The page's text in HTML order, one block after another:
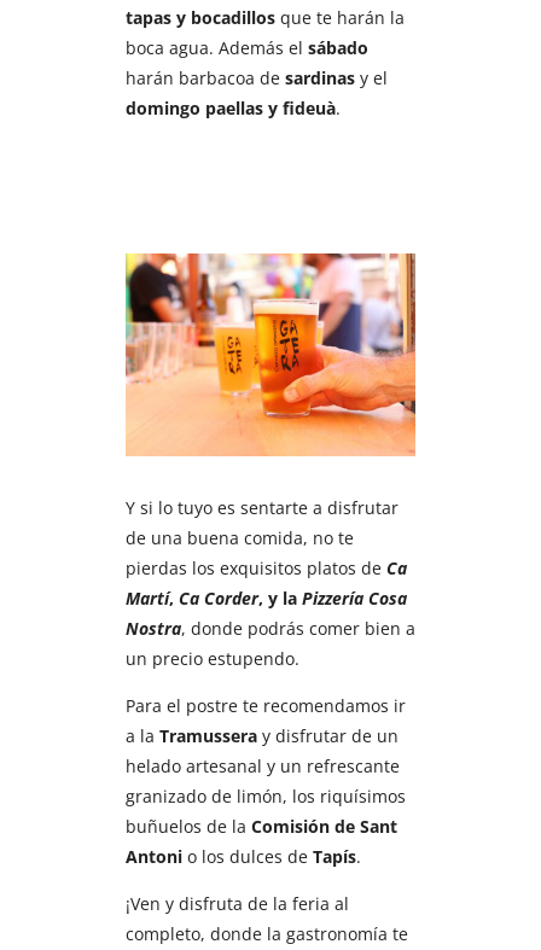
tapas y bocadillos que te harán la
boca agua. Además el sábado
harán barbacoa de sardinasy el
domingo paellas y fideuà.
Y si lo tuyo es sentarte a disfrutar
de una buena comida, no te
pierdas los exquisitos platos de Ca
Martí, Ca Corder, y la Pizzería Cosa
Nostra, donde podrás comer bien a
un precio estupendo.
Para el postre te recomendamos ir
a la Tramusseray disfrutar de un
helado artesanal y un refrescante
granizado de limón, los riquísimos
buñuelos de la Comisión de Sant
Antonio los dulces de Tapís.
¡Ven y disfruta de la feria al
completo, donde la gastronomía te